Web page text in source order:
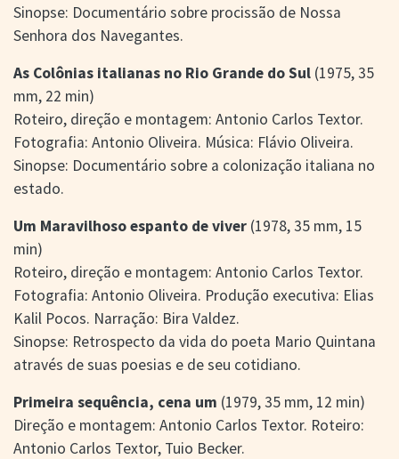
Sinopse: Documentário sobre procissão de Nossa
Senhora dos Navegantes.
As Colônias italianas no Rio Grande do Sul (1975, 35
mm, 22 min)
Roteiro, direção e montagem: Antonio Carlos Textor.
Fotografia: Antonio Oliveira. Música: Flávio Oliveira.
Sinopse: Documentário sobre a colonização italiana no
estado.
Um Maravilhoso espanto de viver (1978, 35 mm, 15
min)
Roteiro, direção e montagem: Antonio Carlos Textor.
Fotografia: Antonio Oliveira. Produção executiva: Elias
Kalil Pocos. Narração: Bira Valdez.
Sinopse: Retrospecto da vida do poeta Mario Quintana
através de suas poesias e de seu cotidiano.
Primeira sequência, cena um (1979, 35 mm, 12 min)
Direção e montagem: Antonio Carlos Textor. Roteiro:
Antonio Carlos Textor, Tuio Becker.